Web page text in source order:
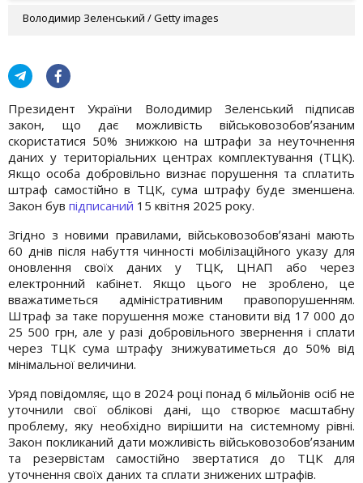
Володимир Зеленський / Getty images
Президент України Володимир Зеленський підписав
закон, що дає можливість військовозобовʼязаним
скористатися 50% знижкою на штрафи за неуточнення
даних у територіальних центрах комплектування (ТЦК).
Якщо особа добровільно визнає порушення та сплатить
штраф самостійно в ТЦК, сума штрафу буде зменшена.
Закон був підписаний 15 квітня 2025 року.
Згідно з новими правилами, військовозобовʼязані мають
60 днів після набуття чинності мобілізаційного указу для
оновлення своїх даних у ТЦК, ЦНАП або через
електронний кабінет. Якщо цього не зроблено, це
вважатиметься адміністративним правопорушенням.
Штраф за таке порушення може становити від 17 000 до
25 500 грн, але у разі добровільного звернення і сплати
через ТЦК сума штрафу знижуватиметься до 50% від
мінімальної величини.
Уряд повідомляє, що в 2024 році понад 6 мільйонів осіб не
уточнили свої облікові дані, що створює масштабну
проблему, яку необхідно вирішити на системному рівні.
Закон покликаний дати можливість військовозобовʼязаним
та резервістам самостійно звертатися до ТЦК для
уточнення своїх даних та сплати знижених штрафів.